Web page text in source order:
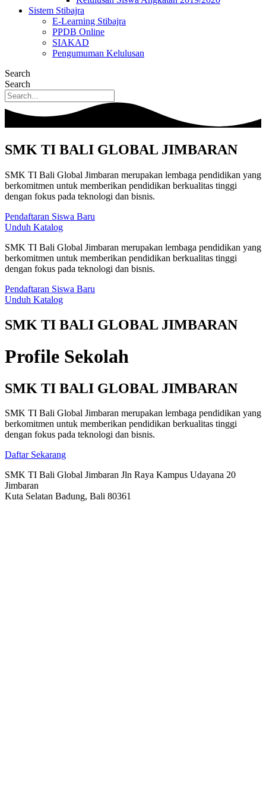
Sistem Stibajra
E-Learning Stibajra
PPDB Online
SIAKAD
Pengumuman Kelulusan
Search
Search
SMK TI BALI GLOBAL JIMBARAN
SMK TI Bali Global Jimbaran merupakan lembaga pendidikan yang
berkomitmen untuk memberikan pendidikan berkualitas tinggi
dengan fokus pada teknologi dan bisnis.
Pendaftaran Siswa Baru
Unduh Katalog
SMK TI Bali Global Jimbaran merupakan lembaga pendidikan yang
berkomitmen untuk memberikan pendidikan berkualitas tinggi
dengan fokus pada teknologi dan bisnis.
Pendaftaran Siswa Baru
Unduh Katalog
SMK TI BALI GLOBAL JIMBARAN
Profile Sekolah
SMK TI BALI GLOBAL JIMBARAN
SMK TI Bali Global Jimbaran merupakan lembaga pendidikan yang
berkomitmen untuk memberikan pendidikan berkualitas tinggi
dengan fokus pada teknologi dan bisnis.
Daftar Sekarang
SMK TI Bali Global Jimbaran Jln Raya Kampus Udayana 20
Jimbaran
Kuta Selatan Badung, Bali 80361